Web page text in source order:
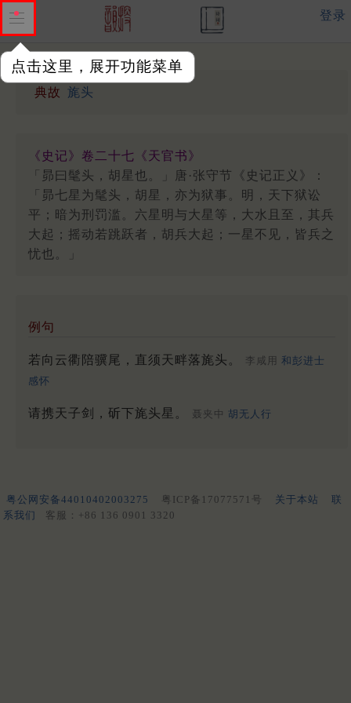
点击这里，展开功能菜单
登录
典故 旄头
《史记》卷二十七《天官书》
「昴曰髦头，胡星也。」唐·张守节《史记正义》：
「昴七星为髦头，胡星，亦为狱事。明，天下狱讼
平；暗为刑罚滥。六星明与大星等，大水且至，其兵
大起；摇动若跳跃者，胡兵大起；一星不见，皆兵之
忧也。」
例句
若向云衢陪骥尾，直须天畔落旄头。 李咸用 和彭进士
感怀
请携天子剑，斫下旄头星。 聂夹中 胡无人行
粤公网安备44010402003275 粤ICP备17077571号 关于本站
联
系我们
客服：+86 136 0901 3320